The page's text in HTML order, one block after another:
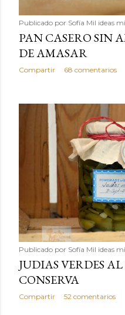
Publicado por Sofía Mil ideas
PAN CASERO SIN
DE AMASAR
Compartir 68 comentarios
Publicado por Sofía Mil ideas
JUDIAS VERDES
CONSERVA
Compartir 52 comentarios